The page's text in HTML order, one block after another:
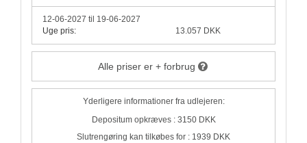
12-06-2027 til 19-06-2027
Uge pris:
13.057 DKK
Alle priser er + forbrug
Yderligere informationer fra udlejeren:
Depositum opkræves : 3150 DKK
Slutrengøring kan tilkøbes for : 1939 DKK